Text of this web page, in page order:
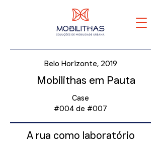
Belo Horizonte, 2019
Mobilithas em Pauta
Case
#004 de #007
A rua como laboratório